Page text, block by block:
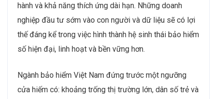
hành và khả năng thích ứng dài hạn. Những doanh
nghiệp đầu tư sớm vào con người và dữ liệu sẽ có lợi
thế đáng kể trong việc hình thành hệ sinh thái bảo hiểm
số hiện đại, linh hoạt và bền vững hơn.
Ngành bảo hiểm Việt Nam đứng trước một ngưỡng
cửa hiếm có: khoảng trống thị trường lớn, dân số trẻ và